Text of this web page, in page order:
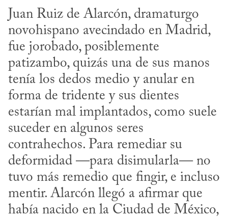
Juan Ruiz de Alarcón, dramaturgo
novohispano avecindado en Madrid,
fue jorobado, posiblemente
patizambo, quizás una de sus manos
tenía los dedos medio y anular en
forma de tridente y sus dientes
estarían mal implantados, como suele
suceder en algunos seres
contrahechos. Para remediar su
deformidad —para disimularla— no
tuvo más remedio que fingir, e incluso
mentir. Alarcón llegó a afirmar que
había nacido en la Ciudad de México,